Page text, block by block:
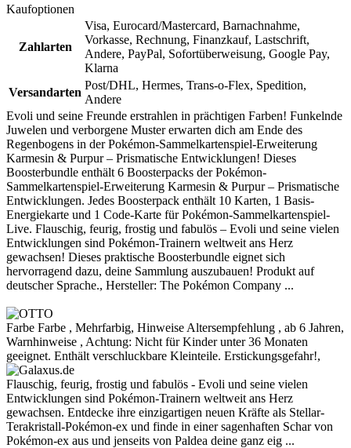
Kaufoptionen
Zahlarten
Visa, Eurocard/Mastercard, Barnachnahme,
Vorkasse, Rechnung, Finanzkauf, Lastschrift,
Andere, PayPal, Sofortüberweisung, Google Pay,
Klarna
Versandarten
Post/DHL, Hermes, Trans-o-Flex, Spedition,
Andere
Evoli und seine Freunde erstrahlen in prächtigen Farben! Funkelnde
Juwelen und verborgene Muster erwarten dich am Ende des
Regenbogens in der Pokémon-Sammelkartenspiel-Erweiterung
Karmesin & Purpur – Prismatische Entwicklungen! Dieses
Boosterbundle enthält 6 Boosterpacks der Pokémon-
Sammelkartenspiel-Erweiterung Karmesin & Purpur – Prismatische
Entwicklungen. Jedes Boosterpack enthält 10 Karten, 1 Basis-
Energiekarte und 1 Code-Karte für Pokémon-Sammelkartenspiel-
Live. Flauschig, feurig, frostig und fabulös – Evoli und seine vielen
Entwicklungen sind Pokémon-Trainern weltweit ans Herz
gewachsen! Dieses praktische Boosterbundle eignet sich
hervorragend dazu, deine Sammlung auszubauen! Produkt auf
deutscher Sprache., Hersteller: The Pokémon Company ...
Farbe Farbe , Mehrfarbig, Hinweise Altersempfehlung , ab 6 Jahren,
Warnhinweise , Achtung: Nicht für Kinder unter 36 Monaten
geeignet. Enthält verschluckbare Kleinteile. Erstickungsgefahr!,
Flauschig, feurig, frostig und fabulös - Evoli und seine vielen
Entwicklungen sind Pokémon-Trainern weltweit ans Herz
gewachsen. Entdecke ihre einzigartigen neuen Kräfte als Stellar-
Terakristall-Pokémon-ex und finde in einer sagenhaften Schar von
Pokémon-ex aus und jenseits von Paldea deine ganz eig ...